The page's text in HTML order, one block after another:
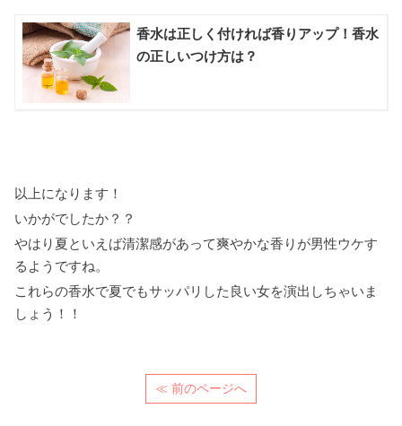
香水は正しく付ければ香りアップ！香水
の正しいつけ方は？
以上になります！
いかがでしたか？？
やはり夏といえば清潔感があって爽やかな香りが男性ウケす
るようですね。
これらの香水で夏でもサッパリした良い女を演出しちゃいま
しょう！！
≪ 前のページへ